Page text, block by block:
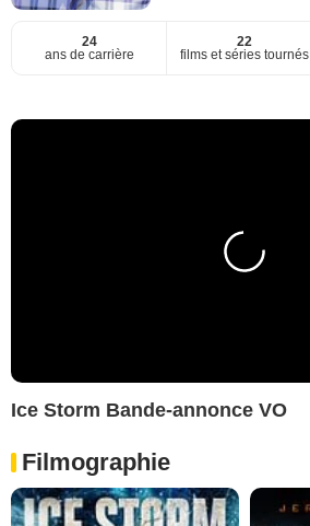
24
ans de carrière
22
films et séries tournés
Ice Storm Bande-annonce VO
Filmographie